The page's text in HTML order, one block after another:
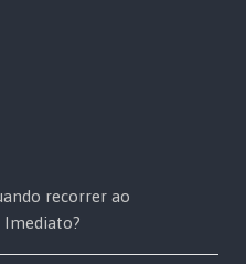
recorrer ao